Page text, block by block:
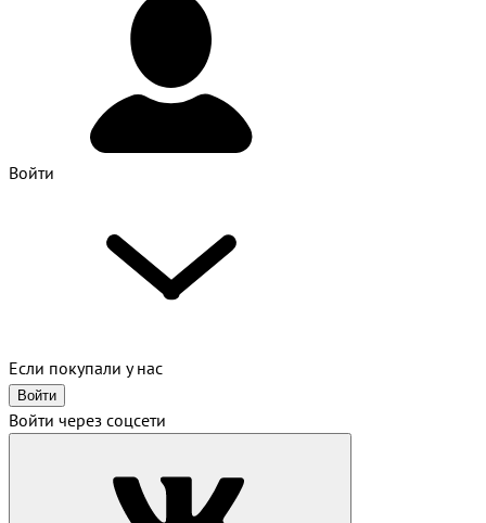
Войти
Если покупали у нас
Войти
Войти через соцсети